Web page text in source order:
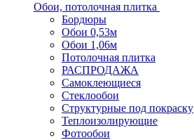
Обои, потолочная плитка
Бордюры
Обои 0,53м
Обои 1,06м
Потолочная плитка
РАСПРОДАЖА
Самоклеющиеся
Стеклообои
Структурные под покраску
Теплоизолирующие
Фотообои